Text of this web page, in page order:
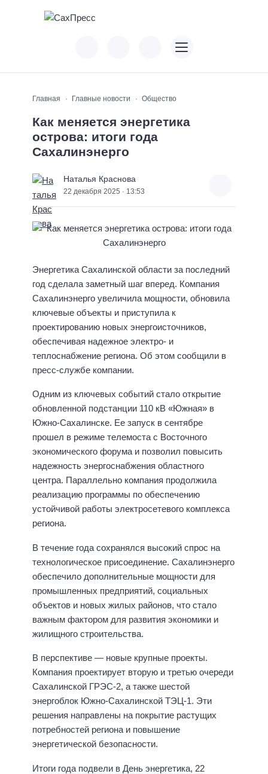
Главная Главные новости Общество
Как меняется энергетика
острова: итоги года
Сахалинэнерго
Наталья Краснова
22 декабря 2025 · 13:53
Энергетика Сахалинской области за последний
год сделала заметный шаг вперед. Компания
Сахалинэнерго увеличила мощности, обновила
ключевые объекты и приступила к
проектированию новых энергоисточников,
обеспечивая надежное электро- и
теплоснабжение региона. Об этом сообщили в
пресс-службе компании.
Одним из ключевых событий стало открытие
обновленной подстанции 110 кВ «Южная» в
Южно-Сахалинске. Ее запуск в сентябре
прошел в режиме телемоста с Восточного
экономического форума и позволил повысить
надежность энергоснабжения областного
центра. Параллельно компания продолжила
реализацию программы по обеспечению
устойчивой работы электросетевого комплекса
региона.
В течение года сохранялся высокий спрос на
технологическое присоединение. Сахалинэнерго
обеспечило дополнительные мощности для
промышленных предприятий, социальных
объектов и новых жилых районов, что стало
важным фактором для развития экономики и
жилищного строительства.
В перспективе — новые крупные проекты.
Компания проектирует вторую и третью очереди
Сахалинской ГРЭС-2, а также шестой
энергоблок Южно-Сахалинской ТЭЦ-1. Эти
решения направлены на покрытие растущих
потребностей региона и повышение
энергетической безопасности.
Итоги года подвели в День энергетика, 22